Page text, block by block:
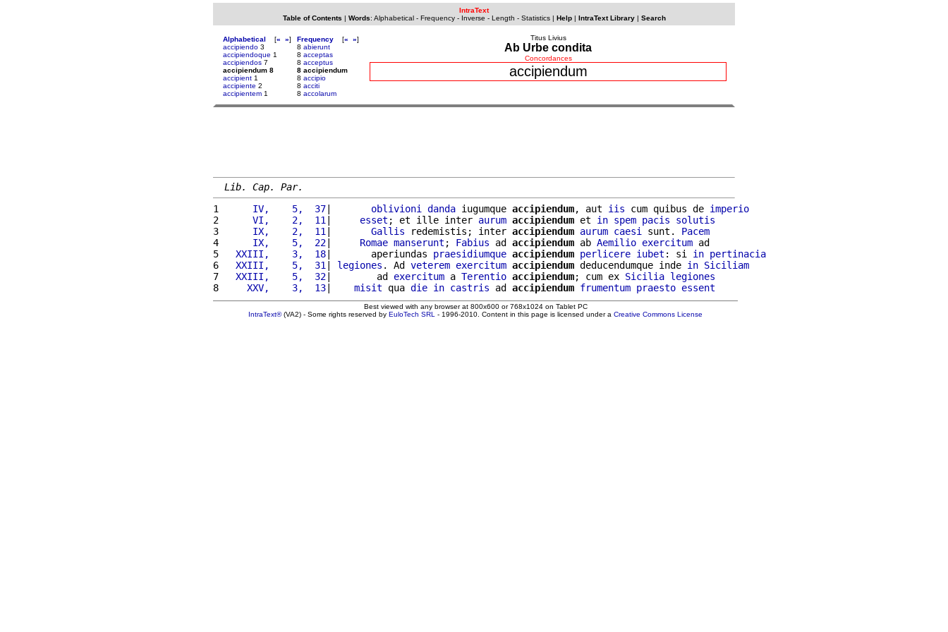
IntraText
Table of Contents | Words: Alphabetical- Frequency- Inverse - Length - Statistics| Help| IntraText Library| Search
Alphabetical [« »]
accipiendo 3
accipiendoque 1
accipiendos 7
accipiendum 8
accipient 1
accipiente 2
accipientem 1
Frequency [« »]
8 abierunt
8 acceptas
8 acceptus
8 accipiendum
8 accipio
8 acciti
8 accolarum
Titus Livius
Ab Urbe condita
Concordances
accipiendum
Lib. Cap. Par.
1
     IV,    5,  37
| oblivioni danda iugumque accipiendum, aut iis cum quibus de imperio
2
     VI,    2,  11
| esset ; et ille inter aurum accipiendum et in spem pacis
solutis
3
     IX,    2,  11
| Gallis redemistis; inter accipiendum aurum caesi sunt. Pacem
4
     IX,    5,  22
| Romae manserunt ; Fabius ad accipiendum ab Aemilio exercitum ad
5
  XXIII,    3,  18
|       aperiundas praesidiumque accipiendum perlicere iubet : si in pertinacia
6
  XXIII,    5,  31
| legiones . Ad veterem exercitum accipiendum deducendumque inde in Siciliam
7
  XXIII,    5,  32
|        ad exercitum a Terentio accipiendum; cum ex Sicilia legiones
8
    XXV,    3,  13
| misit qua die in castris ad accipiendum frumentum praesto essent
Best viewed with any browser at 800x600 or 768x1024 on Tablet PC
IntraText®(VA2) - Some rights reserved by EuloTech SRL - 1996-2010. Content in this page is licensed under a Creative Commons License